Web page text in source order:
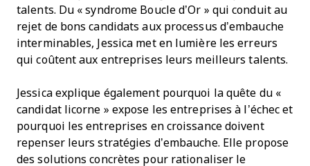
talents. Du « syndrome Boucle d’Or » qui conduit au
rejet de bons candidats aux processus d’embauche
interminables, Jessica met en lumière les erreurs
qui coûtent aux entreprises leurs meilleurs talents.
Jessica explique également pourquoi la quête du «
candidat licorne » expose les entreprises à l’échec et
pourquoi les entreprises en croissance doivent
repenser leurs stratégies d’embauche. Elle propose
des solutions concrètes pour rationaliser le